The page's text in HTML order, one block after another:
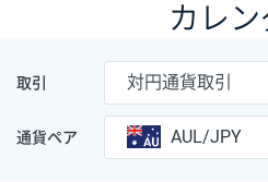
カレン
取引 対円通貨取引
通貨ペア AUL/JPY